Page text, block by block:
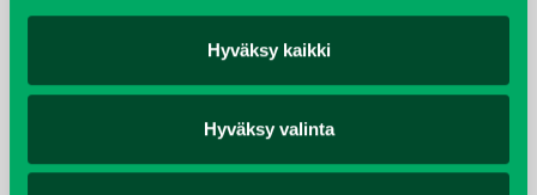
Hyväksy kaikki
Hyväksy valinta
Vetotapa
4-pyöräveto
Ilmastointi
Kyllä
Kantavuus kg
1000-1800